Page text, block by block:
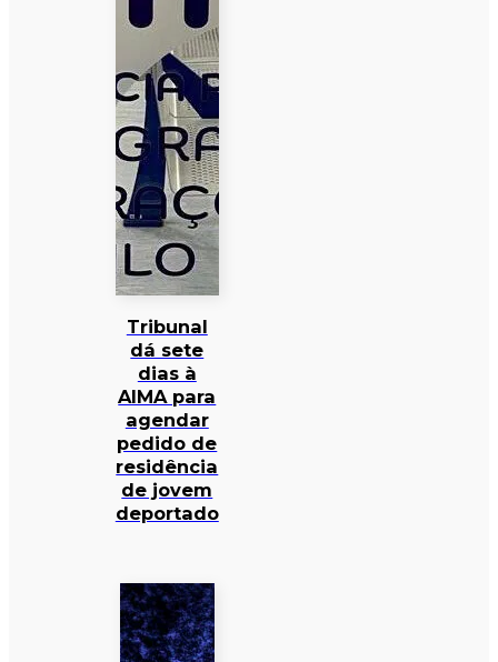
Tribunal
dá sete
dias à
AIMA para
agendar
pedido de
residência
de jovem
deportado